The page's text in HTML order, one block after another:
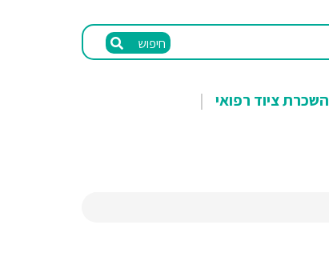
חיפוש
השכרת ציוד רפואי